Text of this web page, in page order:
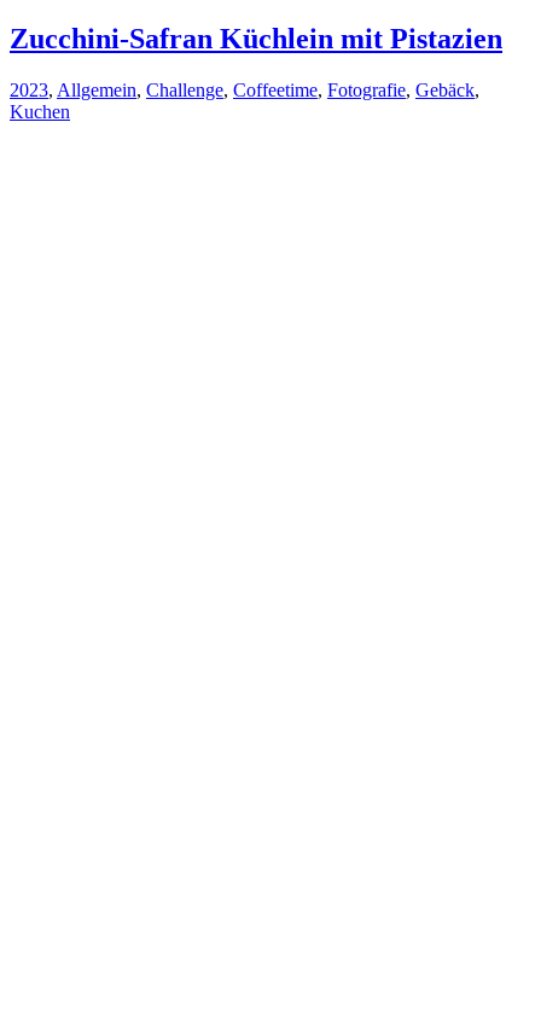
Zucchini-Safran Küchlein mit Pistazien
2023, Allgemein, Challenge, Coffeetime, Fotografie, Gebäck,
Kuchen